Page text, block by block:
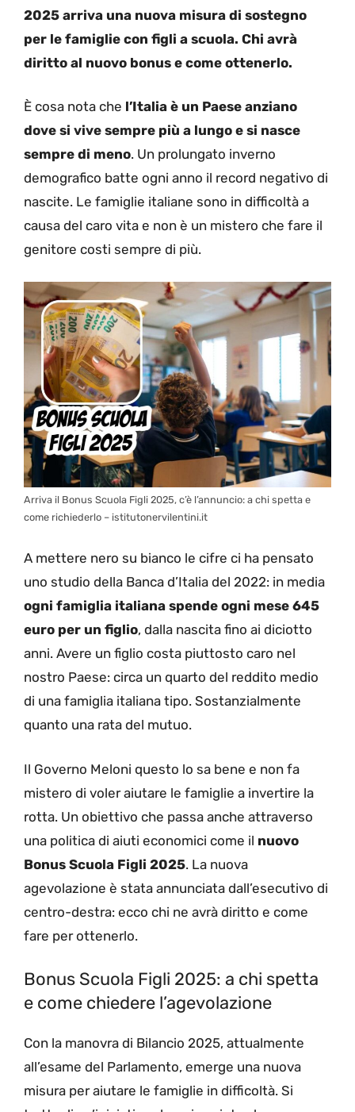
2025 arriva una nuova misura di sostegno
per le famiglie con figli a scuola. Chi avrà
diritto al nuovo bonus e come ottenerlo.
È cosa nota che l’Italia è un Paese anziano
dove si vive sempre più a lungo e si nasce
sempre di meno. Un prolungato inverno
demografico batte ogni anno il record negativo di
nascite. Le famiglie italiane sono in difficoltà a
causa del caro vita e non è un mistero che fare il
genitore costi sempre di più.
Arriva il Bonus Scuola Figli 2025, c’è l’annuncio: a chi spetta e
come richiederlo – istitutonervilentini.it
A mettere nero su bianco le cifre ci ha pensato
uno studio della Banca d’Italia del 2022: in media
ogni famiglia italiana spende ogni mese 645
euro per un figlio, dalla nascita fino ai diciotto
anni. Avere un figlio costa piuttosto caro nel
nostro Paese: circa un quarto del reddito medio
di una famiglia italiana tipo. Sostanzialmente
quanto una rata del mutuo.
Il Governo Meloni questo lo sa bene e non fa
mistero di voler aiutare le famiglie a invertire la
rotta. Un obiettivo che passa anche attraverso
una politica di aiuti economici come il nuovo
Bonus Scuola Figli 2025. La nuova
agevolazione è stata annunciata dall’esecutivo di
centro-destra: ecco chi ne avrà diritto e come
fare per ottenerlo.
Bonus Scuola Figli 2025: a chi spetta
e come chiedere l’agevolazione
Con la manovra di Bilancio 2025, attualmente
all’esame del Parlamento, emerge una nuova
misura per aiutare le famiglie in difficoltà. Si